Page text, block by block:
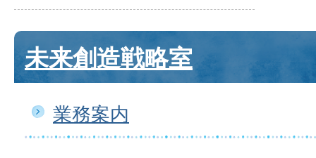
未来創造戦略室
業務案内